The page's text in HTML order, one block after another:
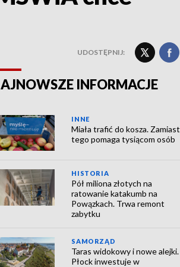
UDOSTĘPNIJ:
INFORMACJE
INNE
Miała trafić do kosza. Zamiast
tego pomaga tysiącom osób
HISTORIA
Pół miliona złotych na
ratowanie katakumb na
Powązkach. Trwa remont
zabytku
SAMORZĄD
Taras widokowy i nowe alejki.
Płock inwestuje w